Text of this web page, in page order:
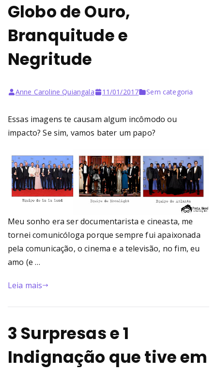
Globo de Ouro,
Branquitude e
Negritude
Anne Caroline Quiangala 11/01/2017 Sem categoria
Essas imagens te causam algum incômodo ou
impacto? Se sim, vamos bater um papo?
Meu sonho era ser documentarista e cineasta, me
tornei comunicóloga porque sempre fui apaixonada
pela comunicação, o cinema e a televisão, no fim, eu
amo (e …
Leia mais
3 Surpresas e 1
Indignação que tive em